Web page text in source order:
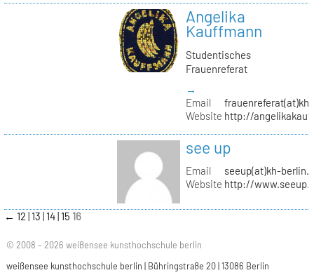
Angelika
Kauffmann
Studentisches
Frauenreferat
→
Email
Website http://
see up
Email
seeup(at)kh-
Website http://
← 12 13 14 15 16
© 2008 – 2026 weißensee kunsthochschule berlin
weißensee kunsthochschule berlin | Bühringstraße 20 | 13086 Berlin